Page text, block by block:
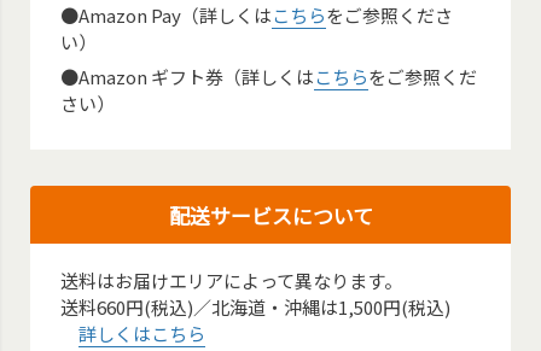
●Amazon Pay（詳しくはこちらをご参照くださ
い）
●Amazon ギフト券（詳しくはこちらをご参照くだ
さい）
配送サービスについて
送料はお届けエリアによって異なります。
送料660円(税込)／北海道・沖縄は1,500円(税込)
詳しくはこちら